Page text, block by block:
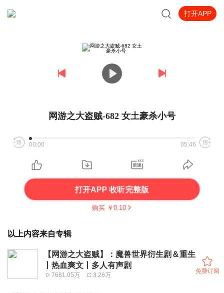
打开APP
网游之大盗贼-682 女土豪杀小号
00:00 05:46
打开APP 收听完整版
购买 ￥ 0.10
以上内容来自专辑
【网游之大盗贼】：魔兽世界衍生剧＆重生
丨热血爽文丨多人有声剧
7681.05万 3.26万
免费订阅